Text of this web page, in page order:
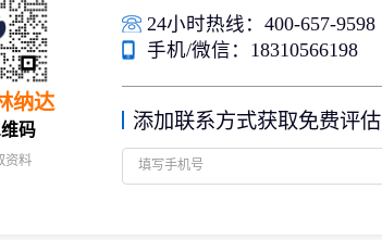
迪拜
港
菲律宾
雇主担保
瑞典雇主担保移民
爱尔兰高管居留计划
土耳其存款护照
斐济存款退休移民
纳达
码
资料
24小时热线：400-657-9598
手机/微信：18310566198
添加联系方式获取免费评估